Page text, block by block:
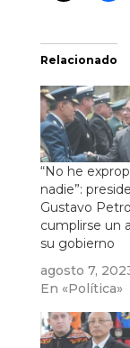
Relacionado
“No he
nadie”:
Gustavo
cumplirse un
su gobierno
agosto 7,
En «Política»